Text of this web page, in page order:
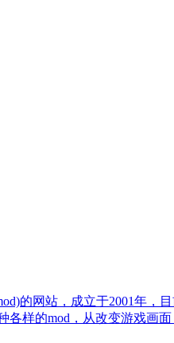
的网站，成立于2001年，
样的mod，从改变游戏画